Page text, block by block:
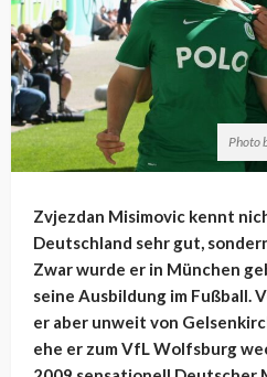
Photo
Zvjezdan Misimovic kennt
Deutschland sehr gut,
Zwar wurde er in München
seine Ausbildung im Fußball.
er aber unweit von
ehe er zum VfL Wolfsburg